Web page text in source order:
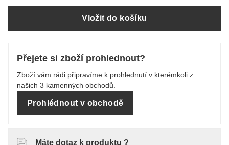
Vložit do košíku
Přejete si zboží prohlednout?
Zboží vám rádi připravíme k prohlednutí v kterémkoli z
našich 3 kamenných obchodů.
Prohlédnout v obchodě
Máte dotaz k produktu ?